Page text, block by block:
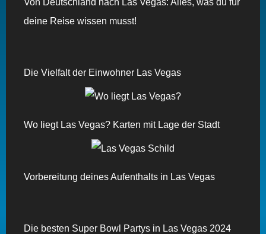
Von Deutschland nach Las Vegas: Alles, was du für
deine Reise wissen musst!
Die Vielfalt der Einwohner Las Vegas
Wo liegt Las Vegas? Karten mit Lage der Stadt
Vorbereitung deines Aufenthalts in Las Vegas
Die besten Super Bowl Partys in Las Vegas 2024